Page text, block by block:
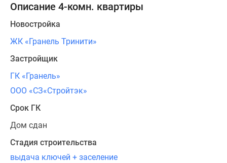
Описание 4-комн. квартиры
Новостройка
ЖК «Гранель Тринити»
Застройщик
ГК «Гранель»
ООО «СЗ«Стройтэк»
Срок ГК
Дом сдан
Стадия строительства
выдача ключей + заселение